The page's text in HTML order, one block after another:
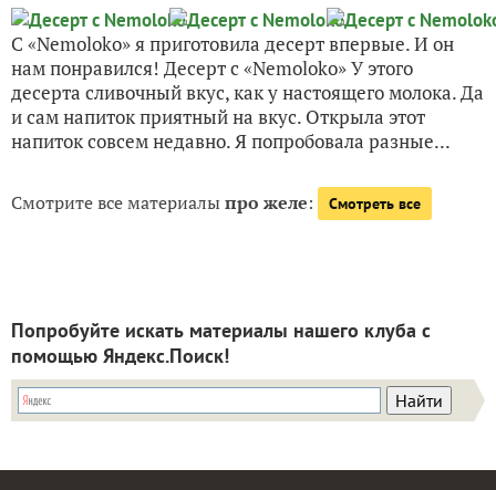
С «Nemoloko» я приготовила десерт впервые. И он
нам понравился! Десерт с «Nemoloko» У этого
десерта сливочный вкус, как у настоящего молока. Да
и сам напиток приятный на вкус. Открыла этот
напиток совсем недавно. Я попробовала разные...
Смотрите все материалыпро желе: Смотреть все
Попробуйте искать материалы нашего клуба с
помощью Яндекс.Поиск!